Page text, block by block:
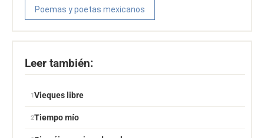
Poemas y poetas mexicanos
Leer también:
Vieques libre
Tiempo mío